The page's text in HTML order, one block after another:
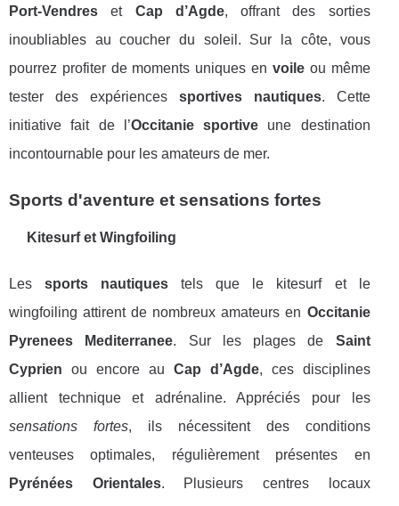
Port-Vendres et Cap d’Agde, offrant des sorties
inoubliables au coucher du soleil. Sur la côte, vous
pourrez profiter de moments uniques en voileou même
tester des expériences sportives nautiques. Cette
initiative fait de l’Occitanie sportive une destination
incontournable pour les amateurs de mer.
Sports d'aventure et sensations fortes
Kitesurf et Wingfoiling
Lessports nautiques tels que le kitesurf et le
wingfoiling attirent de nombreux amateurs en Occitanie
Pyrenees Mediterranee. Sur les plages de Saint
Cyprien ou encore au Cap d’Agde, ces disciplines
allient technique et adrénaline. Appréciés pour les
sensations fortes, ils nécessitent des conditions
venteuses optimales, régulièrement présentes en
Pyrénées Orientales. Plusieurs centres locaux